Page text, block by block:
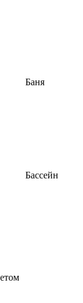
Баня
Бассейн